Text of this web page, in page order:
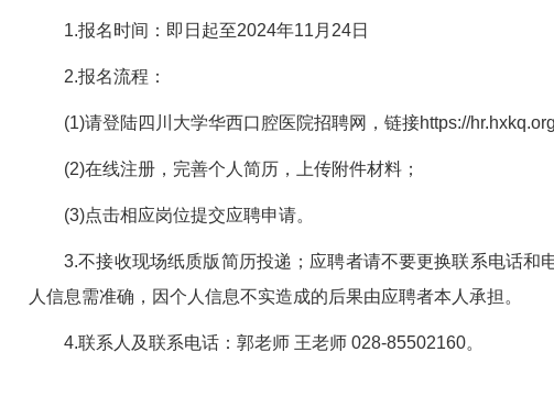
1.报名时间：即日起至2024年11月24日
2.报名流程：
(1)请登陆四川大学华西口腔医院招聘网，链接https://
(2)在线注册，完善个人简历，上传附件材料；
(3)点击相应岗位提交应聘申请。
3.不接收现场纸质版简历投递；应聘者请不要更换联系电话
人信息需准确，因个人信息不实造成的后果由应聘者本人承担。
4.联系人及联系电话：郭老师 王老师 028-85502160。